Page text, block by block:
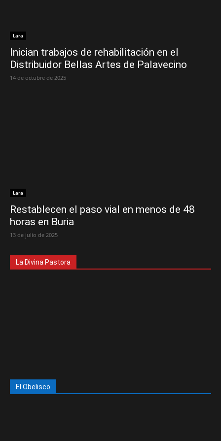
Lara
Inician trabajos de rehabilitación en el
Distribuidor Bellas Artes de Palavecino
14 de octubre de 2025
Lara
Restablecen el paso vial en menos de 48
horas en Buria
13 de julio de 2025
La Divina Pastora
El Obelisco